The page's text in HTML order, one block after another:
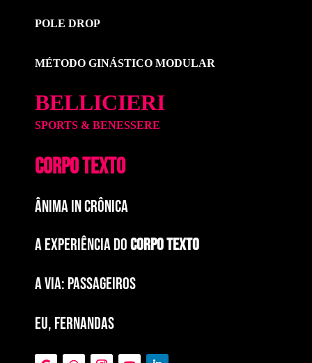
POLE DROP
MÉTODO GINÁSTICO MODULAR
BELLICIERI
SPORTS & BENESSERE
CORPO TEXTO
ÂNIMA IN CRÔNICA
A EXPERIÊNCIA DOCORPO TEXTO
a via: paSSAGEIROS
EU, FERNANDAS